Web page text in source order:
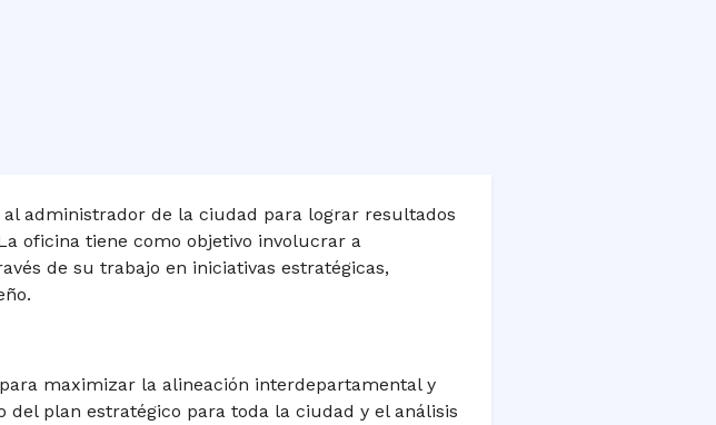
administrador de la ciudad para lograr resultados
oficina tiene como objetivo involucrar a
de su trabajo en iniciativas estratégicas,
maximizar la alineación interdepartamental y
plan estratégico para toda la ciudad y el análisis